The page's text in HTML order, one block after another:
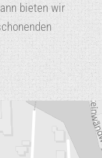
bieten wir